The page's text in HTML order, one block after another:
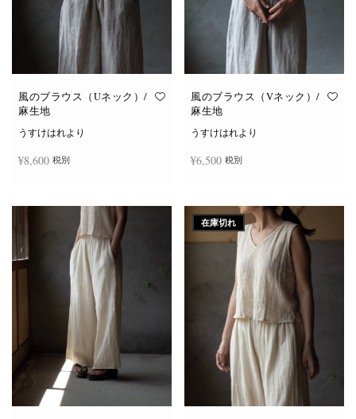
風のブラウス（Uネック）/
麻生地
うすけはれより
¥8,600 税別
の
商
品
に
は
複
数
の
バ
リ
エ
ー
シ
ョ
ン
が
あ
ま
風のブラウス（Vネック）/
麻生地
うすけはれより
¥6,500 税別
の
商
品
に
は
複
数
の
バ
リ
エ
ー
シ
ョ
ン
が
あ
り
ま
在庫切れ